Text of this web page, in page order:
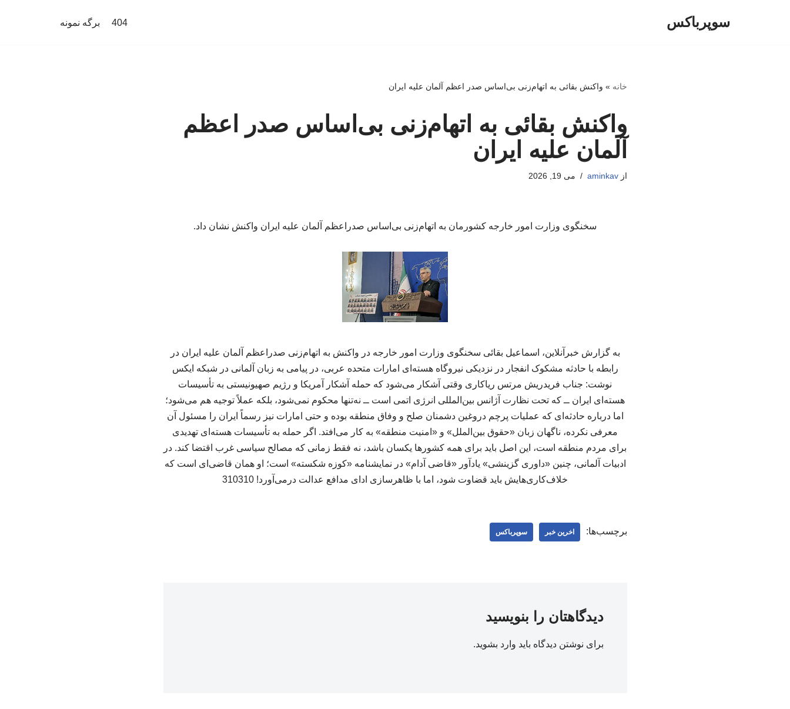
سوپرباکس 404 برگه نمونه
خانه » واکنش بقائی به اتهام‌زنی بی‌اساس صدر اعظم آلمان علیه ایران
واکنش بقائی به اتهام‌زنی بی‌اساس صدر اعظم
آلمان علیه ایران
ازaminkav می 19, 2026
سخنگوی وزارت امور خارجه کشورمان به اتهام‌زنی بی‌اساس صدراعظم آلمان علیه ایران واکنش نشان داد.
به گزارش خبرآنلاین، اسماعیل بقائی سخنگوی وزارت امور خارجه در واکنش به اتهام‌زنی صدراعظم آلمان علیه ایران در
رابطه با حادثه مشکوک انفجار در نزدیکی نیروگاه‌ هسته‌ای امارات متحده عربی، در پیامی به زبان آلمانی در شبکه ایکس
نوشت: جناب فریدریش مرتس ریاکاری وقتی آشکار می‌شود که حمله آشکار آمریکا و رژیم صهیونیستی به تأسیسات
هسته‌ای ایران ــ که تحت نظارت آژانس بین‌المللی انرژی اتمی است ــ نه‌تنها محکوم نمی‌شود، بلکه عملاً توجیه هم می‌شود؛
اما درباره حادثه‌ای که عملیات پرچم دروغین دشمنان صلح و وفاق منطقه بوده و حتی امارات نیز رسماً ایران را مسئول آن
معرفی نکرده، ناگهان زبان «حقوق بین‌الملل» و «امنیت منطقه» به کار می‌افتد. اگر حمله به تأسیسات هسته‌ای تهدیدی
برای مردم منطقه است، این اصل باید برای همه کشورها یکسان باشد، نه فقط زمانی که مصالح سیاسی غرب اقتضا کند. در
ادبیات آلمانی، چنین «داوری گزینشی» یادآور «قاضی آدام» در نمایشنامه «کوزه شکسته» است؛ او همان قاضی‌ای است که
خلاف‌کاری‌هایش باید قضاوت شود، اما با ظاهرسازی ادای مدافع عدالت درمی‌آورد! 310310
برچسب‌ها: اخرین خبر سوپرباکس
دیدگاهتان را بنویسید
برای نوشتن دیدگاه باید وارد بشوید.